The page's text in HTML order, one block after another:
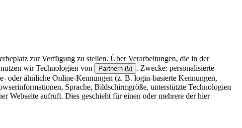
zur Verfügung zu stellen. Über Verarbeitungen, die in der
wir Technologien von Partnern (5) . Zwecke: personalisierte
oder ähnliche Online-Kennungen (z. B. login-basierte Kennungen,
Sprache, Bildschirmgröße, unterstützte Technologien
Webseite aufruft. Dies geschieht für einen oder mehrere der hier